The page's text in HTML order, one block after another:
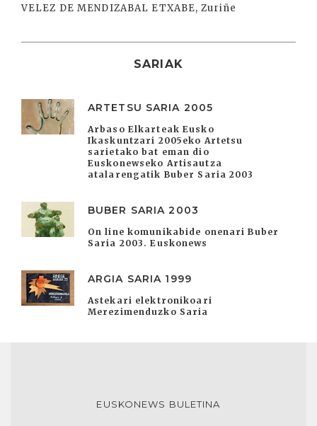
VELEZ DE MENDIZABAL ETXABE, Zuriñe
SARIAK
ARTETSU SARIA 2005
Arbaso Elkarteak Eusko
Ikaskuntzari 2005eko Artetsu
sarietako bat eman dio
Euskonewseko Artisautza
atalarengatik Buber Saria 2003
BUBER SARIA 2003
On line komunikabide onenari Buber
Saria 2003. Euskonews
ARGIA SARIA 1999
Astekari elektronikoari
Merezimenduzko Saria
EUSKONEWS BULETINA